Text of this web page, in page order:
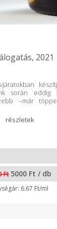
2021
során
–már
préselést
fejtettük. A
Ft 5000 Ft / db
6.67 Ft/ml